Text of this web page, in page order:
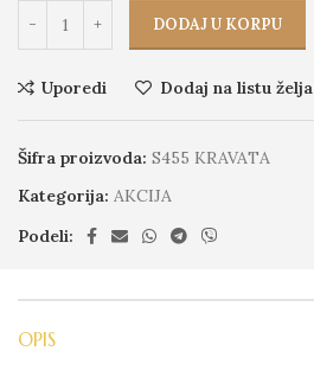
DODAJ U KORPU
Uporedi Dodaj na listu želja
Šifra proizvoda: S455 KRAVATA
Kategorija: AKCIJA
Podeli:
OPIS